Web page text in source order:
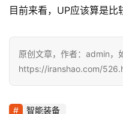
目前来看，UP应该算是比
原创文章，作者：admin，
https://iranshao.com/
智能装备